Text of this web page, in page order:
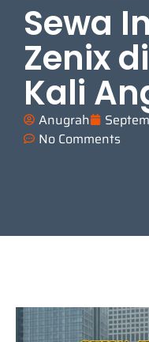
Sewa
Zenix
Kali
Anugrah
No Comments